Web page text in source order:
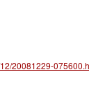
20081229-